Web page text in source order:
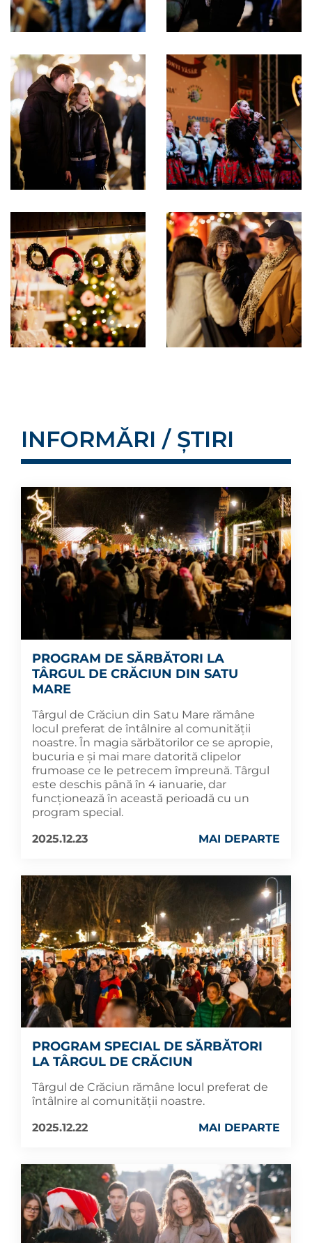
INFORMĂRI / ȘTIRI
PROGRAM DE SĂRBĂTORI LA
TÂRGUL DE CRĂCIUN DIN SATU
MARE
Târgul de Crăciun din Satu Mare rămâne
locul preferat de întâlnire al comunității
noastre. În magia sărbătorilor ce se apropie,
bucuria e și mai mare datorită clipelor
frumoase ce le petrecem împreună. Târgul
este deschis până în 4 ianuarie, dar
funcționează în această perioadă cu un
program special.
2025.12.23
MAI DEPARTE
PROGRAM SPECIAL DE SĂRBĂTORI
LA TÂRGUL DE CRĂCIUN
Târgul de Crăciun rămâne locul preferat de
întâlnire al comunității noastre.
2025.12.22
MAI DEPARTE